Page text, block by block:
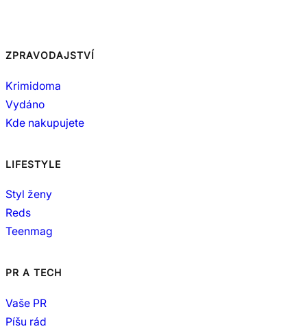
ZPRAVODAJSTVÍ
Krimidoma
Vydáno
Kde nakupujete
LIFESTYLE
Styl ženy
Reds
Teenmag
PR A TECH
Vaše PR
Píšu rád